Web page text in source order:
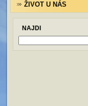
ŽIVOT U NÁS
NAJDI